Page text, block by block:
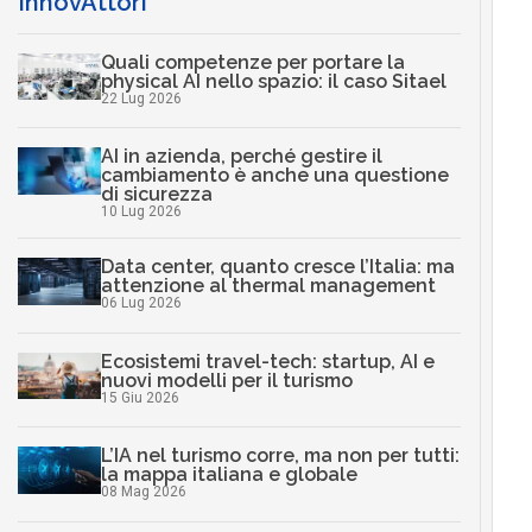
Quali competenze per portare la
physical AI nello spazio: il caso Sitael
22 Lug 2026
AI in azienda, perché gestire il
cambiamento è anche una questione
di sicurezza
10 Lug 2026
Data center, quanto cresce l’Italia: ma
attenzione al thermal management
06 Lug 2026
Ecosistemi travel-tech: startup, AI e
nuovi modelli per il turismo
15 Giu 2026
L’IA nel turismo corre, ma non per tutti:
la mappa italiana e globale
08 Mag 2026